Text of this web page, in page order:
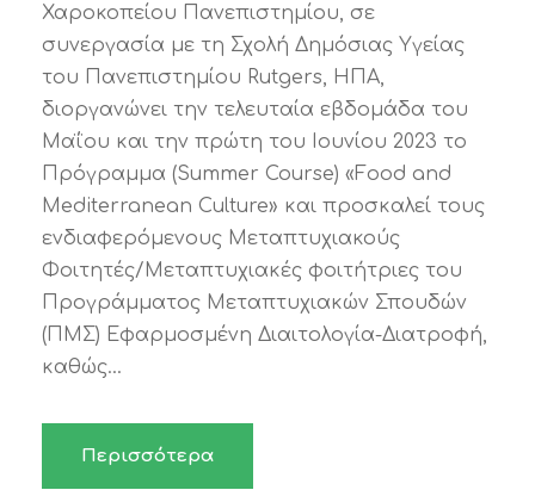
Χαροκοπείου Πανεπιστημίου, σε
συνεργασία με τη Σχολή Δημόσιας Υγείας
του Πανεπιστημίου Rutgers, ΗΠΑ,
διοργανώνει την τελευταία εβδομάδα του
Μαΐου και την πρώτη του Ιουνίου 2023 το
Πρόγραμμα (Summer Course) «Food and
Mediterranean Culture» και προσκαλεί τους
ενδιαφερόμενους Μεταπτυχιακούς
Φοιτητές/Μεταπτυχιακές φοιτήτριες του
Προγράμματος Μεταπτυχιακών Σπουδών
(ΠΜΣ) Εφαρμοσμένη Διαιτολογία-Διατροφή,
καθώς...
Περισσότερα